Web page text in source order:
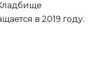
в 2019 году.